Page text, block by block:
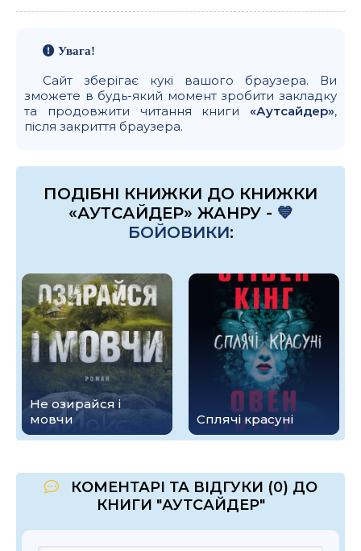
Увага!
Сайт зберігає кукі вашого браузера. Ви
зможете в будь-який момент зробити закладку
та продовжити читання книги «Аутсайдер»,
після закриття браузера.
ПОДІБНІ КНИЖКИ ДО КНИЖКИ
«АУТСАЙДЕР» ЖАНРУ - 💙
БОЙОВИКИ:
Не озирайся і
мовчи
Сплячі красуні
КОМЕНТАРІ ТА ВІДГУКИ (0) ДО
КНИГИ "АУТСАЙДЕР"